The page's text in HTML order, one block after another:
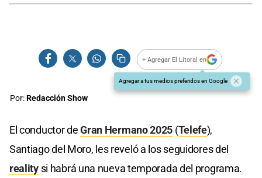
+ Agregar El Litoral en
Agregar a tus medios preferidos en Google
Por:Redacción Show
El conductor deGran Hermano 2025 (Telefe),
Santiago del Moro, les reveló a los seguidores del
realitysi habrá una nueva temporada del programa.